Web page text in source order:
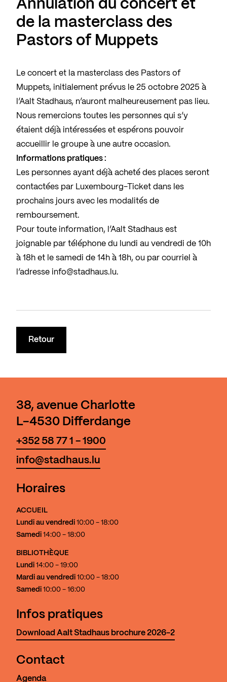
Annulation du concert et
de la masterclass des
Pastors of Muppets
Le concert et la masterclass des Pastors of
Muppets, initialement prévus le 25 octobre 2025 à
l’Aalt Stadhaus, n’auront malheureusement pas lieu.
Nous remercions toutes les personnes qui s’y
étaient déjà intéressées et espérons pouvoir
accueillir le groupe à une autre occasion.
Informations pratiques :
Les personnes ayant déjà acheté des places seront
contactées par Luxembourg-Ticket dans les
prochains jours avec les modalités de
remboursement.
Pour toute information, l’Aalt Stadhaus est
joignable par téléphone du lundi au vendredi de 10h
à 18h et le samedi de 14h à 18h, ou par courriel à
l’adresse info@stadhaus.lu.
Retour
38, avenue Charlotte
L-4530 Differdange
+352 58 77 1 - 1900
info@stadhaus.lu
Horaires
ACCUEIL
Lundi au vendredi 10:00 - 18:00
Samedi 14:00 - 18:00
BIBLIOTHÈQUE
Lundi 14:00 - 19:00
Mardi au vendredi 10:00 - 18:00
Samedi 10:00 - 16:00
Infos pratiques
Download Aalt Stadhaus brochure 2026-2
Contact
Agenda